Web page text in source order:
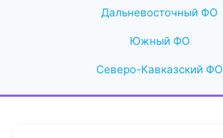
Дальневосточный ФО
Южный ФО
Северо-Кавказский ФО